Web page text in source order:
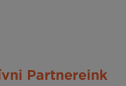
Partnereink